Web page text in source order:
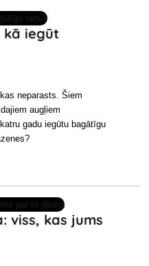
kā iegūt
neparasts. Šiem
augļiem
gadu iegūtu bagātīgu
viss, kas jums